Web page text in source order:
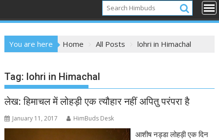
You are here Home All Posts lohri in Himachal
Tag: lohri in Himachal
लेख: हिमाचल में लोहड़ी एक त्यौहार नहीं अपितु परंपरा है
January 11, 2017 HimBuds Desk
आशीष नड्डा लोहड़ी एक दिन